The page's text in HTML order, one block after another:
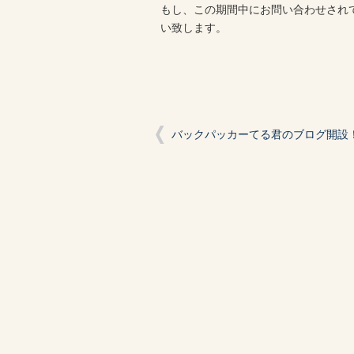
もし、この期間中にお問い合わせさ
い致します。
バックパッカーてる君のブログ開設